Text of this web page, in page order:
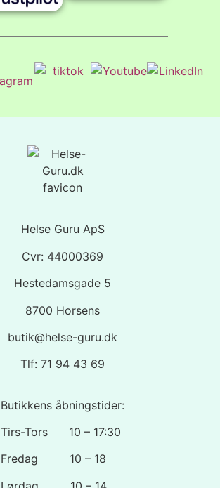
Helse Guru ApS
Cvr: 44000369
Hestedamsgade 5
8700 Horsens
butik@helse-guru.dk
Tlf: 71 94 43 69
Butikkens åbningstider:
Tirs-Tors 10 – 17:30
Fredag 10 – 18